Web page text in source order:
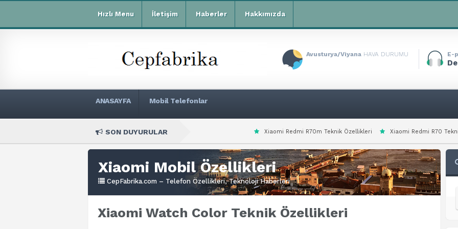
Hızlı Menu İletişim Haberler Hakkımızda
Avusturya/Viyana HAVA DURUMU E-
ANASAYFA Mobil Telefonlar
SON DUYURULAR Xiaomi Redmi R70m Teknik Özellikleri Xiaomi Redmi R70 Teknik Özellikleri
Xiaomi Mobil Özellikleri
CepFabrika.com – Telefon Özellikleri, Teknoloji Haberleri
Xiaomi Watch Color Teknik Özellikleri